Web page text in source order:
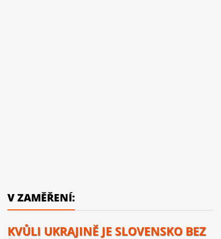
V ZAMĚŘENÍ:
KVŮLI UKRAJINĚ JE SLOVENSKO BEZ